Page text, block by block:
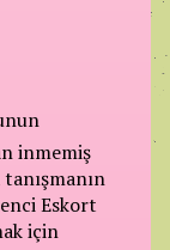
inmemiş
Eskort
için